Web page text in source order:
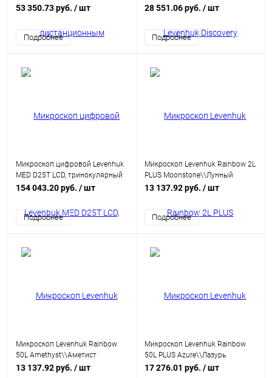
53 350.73 руб. / шт
Подробнее
28 551.06 руб. / шт
Подробнее
Микроскоп цифровой Levenhuk
MED D25T LCD, тринокулярный
154 043.20 руб. / шт
Подробнее
Микроскоп Levenhuk Rainbow 2L
PLUS Moonstone\\Лунный
камень
13 137.92 руб. / шт
Подробнее
Микроскоп Levenhuk Rainbow
50L Amethyst\\Аметист
13 137.92 руб. / шт
Микроскоп Levenhuk Rainbow
50L PLUS Azure\\Лазурь
17 276.01 руб. / шт